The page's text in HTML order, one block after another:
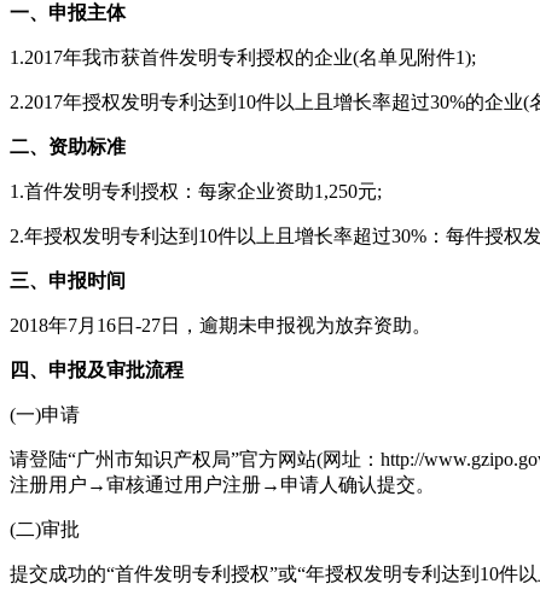
一、申报主体
1.2017年我市获首件发明专利授权的企业(名单见附件1);
2.2017年授权发明专利达到10件以上且增长率超过30%的企业(
二、资助标准
1.首件发明专利授权：每家企业资助1,250元;
2.年授权发明专利达到10件以上且增长率超过30%：每件授权
三、申报时间
2018年7月16日-27日，逾期未申报视为放弃资助。
四、申报及审批流程
(一)申请
请登陆“广州市知识产权局”官方网站(网址：http://
注册用户→审核通过用户注册→申请人确认提交。
(二)审批
提交成功的“首件发明专利授权”或“年授权发明专利达到10件